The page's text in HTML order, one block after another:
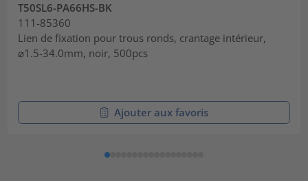
T50SL6-PA66HS-BK
111-85360
Lien de fixation pour trous ronds, crantage intérieur,
⌀1.5-34.0mm, noir, 500pcs
Ajouter aux favoris